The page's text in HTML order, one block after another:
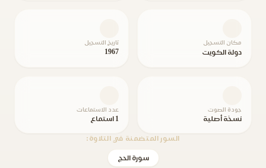
مكان التسجيل
دولة الكويت
تاريخ التسجيل
1967
جودة الصوت
نسخة أصلية
عدد الاستماعات
1 استماع
السور المتضمنة في التلاوة:
سورة الحج